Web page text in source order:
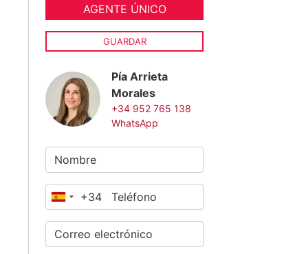
AGENTE ÚNICO
GUARDAR
Pía Arrieta
Morales
+34 952 765 138
WhatsApp
España
+34